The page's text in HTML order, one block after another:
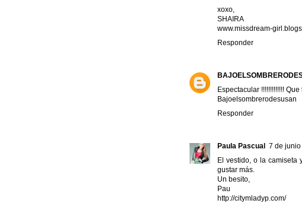
xoxo,
SHAIRA
www.missdream-
Responder
Espectacular !!!!!!!!!!!!!
Bajoelsombrerodesusan
Responder
Paula Pascual 7 de
El vestido, o la camiseta
gustar más.
Un besito,
Pau
http://citymladyp.com/